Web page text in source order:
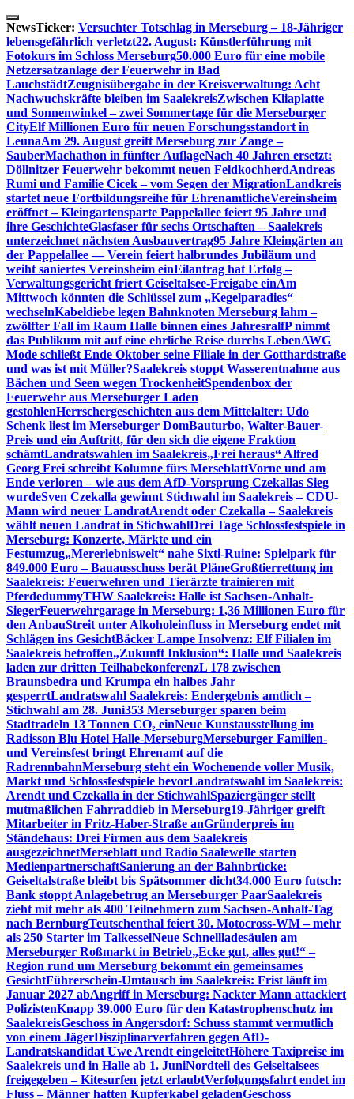
Skip
to
content
NewsTicker: Versuchter Totschlag in Merseburg – 18-Jähriger
lebensgefährlich verletzt22. August: Künstlerführung mit
Fotokurs im Schloss Merseburg50.000 Euro für eine mobile
Netzersatzanlage der Feuerwehr in Bad
LauchstädtZeugnisübergabe in der Kreisverwaltung: Acht
Nachwuchskräfte bleiben im SaalekreisZwischen Kliaplatte
und Sonnenwinkel – zwei Sommertage für die Merseburger
CityElf Millionen Euro für neuen Forschungsstandort in
LeunaAm 29. August greift Merseburg zur Zange –
SauberMachathon in fünfter AuflageNach 40 Jahren ersetzt:
Döllnitzer Feuerwehr bekommt neuen FeldkochherdAndreas
Rumi und Familie Cicek – vom Segen der MigrationLandkreis
startet neue Fortbildungsreihe für EhrenamtlicheVereinsheim
eröffnet – Kleingartensparte Pappelallee feiert 95 Jahre und
ihre GeschichteGlasfaser für sechs Ortschaften – Saalekreis
unterzeichnet nächsten Ausbauvertrag95 Jahre Kleingärten an
der Pappelallee — Verein feiert halbrundes Jubiläum und
weiht saniertes Vereinsheim einEilantrag hat Erfolg –
Verwaltungsgericht friert Geiseltalsee-Freigabe einAm
Mittwoch könnten die Schlüssel zum „Kegelparadies“
wechselnKabeldiebe legen Bahnknoten Merseburg lahm –
zwölfter Fall im Raum Halle binnen eines JahresralfP nimmt
das Publikum mit auf eine ehrliche Reise durchs LebenAWG
Mode schließt Ende Oktober seine Filiale in der Gotthardstraße
und was ist mit Müller?Saalekreis stoppt Wasserentnahme aus
Bächen und Seen wegen TrockenheitSpendenbox der
Feuerwehr aus Merseburger Laden
gestohlenHerrschergeschichten aus dem Mittelalter: Udo
Schenk liest im Merseburger DomBauturbo, Walter-Bauer-
Preis und ein Auftritt, für den sich die eigene Fraktion
schämtLandratswahlen im Saalekreis„Frei heraus“ Alfred
Georg Frei schreibt Kolumne fürs MerseblattVorne und am
Ende verloren – wie aus dem AfD-Vorsprung Czekallas Sieg
wurdeSven Czekalla gewinnt Stichwahl im Saalekreis – CDU-
Mann wird neuer LandratArendt oder Czekalla – Saalekreis
wählt neuen Landrat in StichwahlDrei Tage Schlossfestspiele in
Merseburg: Konzerte, Märkte und ein
Festumzug„Mererlebniswelt“ nahe Sixti-Ruine: Spielpark für
849.000 Euro – Bauausschuss berät PläneGroßtierrettung im
Saalekreis: Feuerwehren und Tierärzte trainieren mit
PferdedummyTHW Saalekreis: Halle ist Sachsen-Anhalt-
SiegerFeuerwehrgarage in Merseburg: 1,36 Millionen Euro für
den AnbauStreit unter Alkoholeinfluss in Merseburg endet mit
Schlägen ins GesichtBäcker Lampe Insolvenz: Elf Filialen im
Saalekreis betroffen„Zukunft Inklusion“: Halle und Saalekreis
laden zur dritten TeilhabekonferenzL 178 zwischen
Braunsbedra und Krumpa ein halbes Jahr
gesperrtLandratswahl Saalekreis: Endergebnis amtlich –
Stichwahl am 28. Juni353 Merseburger sparen beim
Stadtradeln 13 Tonnen CO₂ einNeue Kunstausstellung im
Radisson Blu Hotel Halle-MerseburgMerseburger Familien-
und Vereinsfest bringt Ehrenamt auf die
RadrennbahnMerseburg steht ein Wochenende voller Musik,
Markt und Schlossfestspiele bevorLandratswahl im Saalekreis:
Arendt und Czekalla in der StichwahlSpaziergänger stellt
mutmaßlichen Fahrraddieb in Merseburg19-Jähriger greift
Mitarbeiter in Fritz-Haber-Straße anGründerpreis im
Ständehaus: Drei Firmen aus dem Saalekreis
ausgezeichnetMerseblatt und Radio Saalewelle starten
MedienpartnerschaftSanierung an der Bahnbrücke:
Geiseltalstraße bleibt bis Spätsommer dicht34.000 Euro futsch:
Bank stoppt Anlagebetrug an Merseburger PaarSaalekreis
zieht mit mehr als 400 Teilnehmern zum Sachsen-Anhalt-Tag
nach BernburgTeutschenthal feiert 30. Motocross-WM – mehr
als 250 Starter im TalkesselNeue Schnellladesäulen am
Merseburger Roßmarkt in Betrieb„Ecke gut, alles gut!“ –
Region rund um Merseburg bekommt ein gemeinsames
GesichtFührerschein-Umtausch im Saalekreis: Frist läuft im
Januar 2027 abAngriff in Merseburg: Nackter Mann attackiert
PolizistenKnapp 39.000 Euro für den Katastrophenschutz im
SaalekreisGeschoss in Angersdorf: Schuss stammt vermutlich
von einem JägerDisziplinarverfahren gegen AfD-
Landratskandidat Uwe Arendt eingeleitetHöhere Taxipreise im
Saalekreis und in Halle ab 1. JuniNordteil des Geiseltalsees
freigegeben – Kitesurfen jetzt erlaubtVerfolgungsfahrt endet im
Fluss – Männer hatten Kupferkabel geladenGeschoss